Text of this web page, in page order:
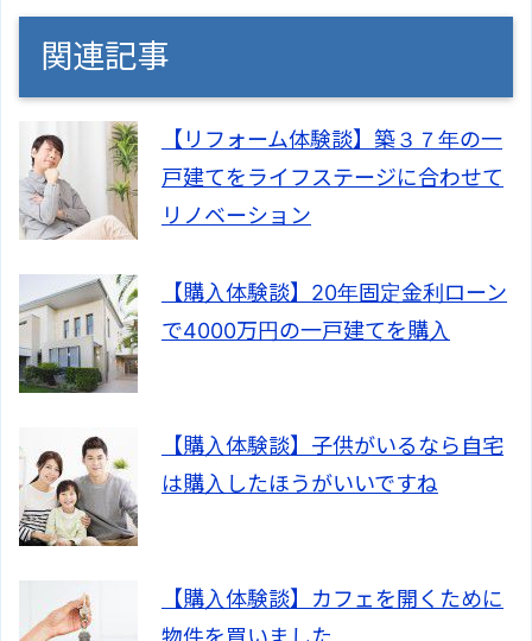
関連記事
【リフォーム体験談】築３７年の一
戸建てをライフステージに合わせて
リノベーション
【購入体験談】20年固定金利ローン
で4000万円の一戸建てを購入
【購入体験談】子供がいるなら自宅
は購入したほうがいいですね
【購入体験談】カフェを開くために